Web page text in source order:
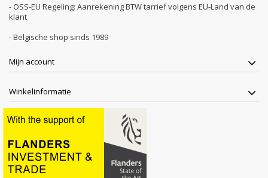
- OSS-EU Regeling: Aanrekening BTW tarrief volgens EU-Land van de
klant
- Belgische shop sinds 1989
Mijn account
Winkelinformatie